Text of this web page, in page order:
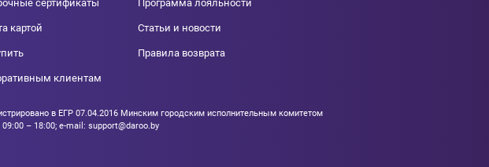
сертификаты
картой
клиентам
Программа лояльности
Статьи и новости
Правила возврата
в ЕГР 07.04.2016 Минским городским исполнительным комитетом
– 18:00; e-mail: support@daroo.by